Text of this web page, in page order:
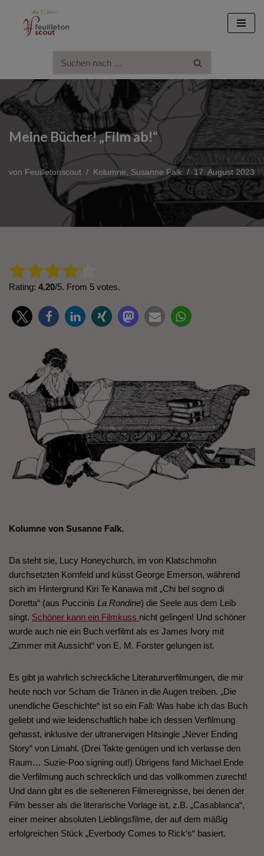
Zum
Meine Bücher! „Film ab!“
von Feuilletonscout Kolumne, Susanne Falk 17. August 2023
Rate this item:
Rating: 4.20/5. From 5 votes.
Kolumne von Susanne Falk.
Da steht sie, Lucy Honeychurch, im von Klatschmohn
durchsetzten Kornfeld und küsst George Emerson, während
sich im Hintergrund Kiri Te Kanawa mit „Chi bel sogno di
Doretta“ (aus Puccinis La Rondine) die Seele aus dem Leib
singt. Schöner kann ein Filmkuss nicht gelingen! Und schöner
wurde auch nie ein Buch verfilmt als es James Ivory mit
„Zimmer mit Aussicht“ von E. M. Forster gelungen ist.
Es gibt ja wahrlich schreckliche Literaturverfilmungen, die mir
heute noch vor Scham die Tränen in die Augen treiben. „Die
unendliche Geschichte“ ist so ein Fall: Was habe ich das Buch
geliebt und wie leidenschaftlich habe ich dessen Verfilmung
gehasst, inklusive der ultranervigen Hitsingle „Never Ending
Story“ von Limahl. (Drei Takte genügen und ich verlasse den
Raum… Suzie-Poo signing out!) Übrigens fand Michael Ende
die Verfilmung auch schrecklich und das vollkommen zurecht!
Und dann gibt es die selteneren Filmereignisse, bei denen der
Film besser als die literarische Vorlage ist, z.B. „Casablanca“,
einer meiner absoluten Lieblingsfilme, der auf dem mäßig
erfolgreichen Stück „Everbody Comes to Rick‘s“ basiert.